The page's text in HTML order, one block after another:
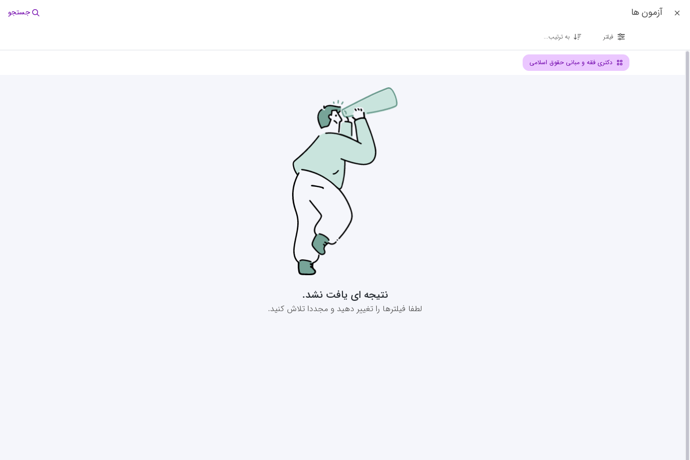
آزمون ها جستجو
فیلتر به ترتیب...
دکتری فقه و مبانی حقوق اسلامی
نتیجه ای یافت نشد.
لطفا فیلترها را تغییر دهید و مجددا تلاش کنید.